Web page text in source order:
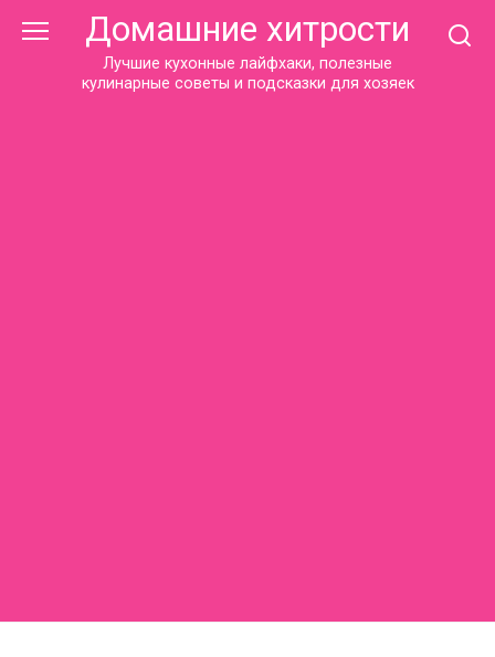
Домашние хитрости
Лучшие кухонные лайфхаки, полезные
кулинарные советы и подсказки для хозяек